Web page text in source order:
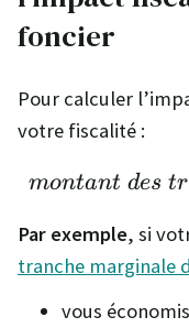
foncier
Pour calculer
votre fiscalité :
montant des tr
Par exemple, si
tranche marginale
vous